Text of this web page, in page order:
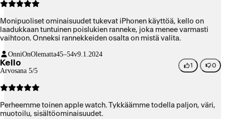
Monipuoliset ominaisuudet tukevat iPhonen käyttöä, kello on
laadukkaan tuntuinen poislukien ranneke, joka menee varmasti
vaihtoon. Onneksi rannekkeiden osalta on mistä valita.
OnniOnOlematta45–54v9.1.2024
Kello
Arvosana 5/5
1 0
Perheemme toinen apple watch. Tykkäämme todella paljon, väri,
muotoilu, sisältöominaisuudet.